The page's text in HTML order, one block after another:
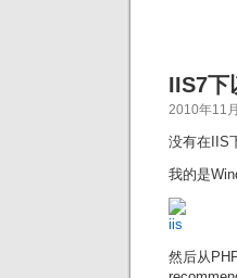
IIS7下
2010年11
没有在IIS
我的是
然后从